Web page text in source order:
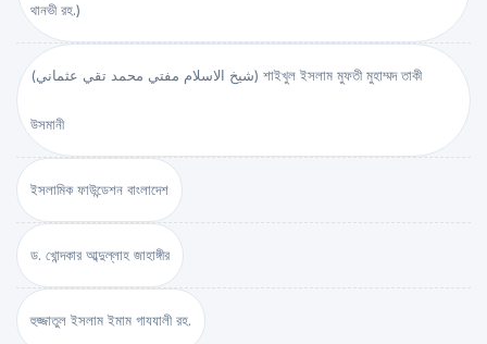
থানভী রহ.)
(شيخ الاسلام مفتي محمد تقي عثماني) শাইখুল ইসলাম মুফতী মুহাম্মদ তাকী
উসমানী
ইসলামিক ফাউন্ডেশন বাংলাদেশ
ড. খোন্দকার আব্দুল্লাহ জাহাঙ্গীর
হুজ্জাতুল ইসলাম ইমাম গাযযালী রহ.